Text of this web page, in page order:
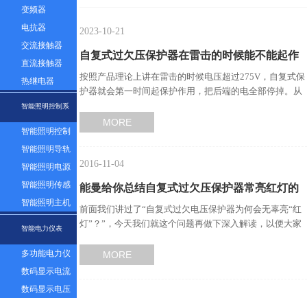
变频器
电抗器
交流接触器
直流接触器
热继电器
智能照明控制系
统
智能照明控制
面板
智能照明导轨
模块
智能照明电源
模块
智能照明传感
器
智能照明主机
智能电力仪表
多功能电力仪
表
数码显示电流
表
数码显示电压
2023-10-21
自复式过欠压保护器在雷击的时候能不能起作
用？…
按照产品理论上讲在雷击的时候电压超过275V，自复式保
护器就会第一时间起保护作用，把后端的电全部停掉。从
MORE
2016-11-04
能曼给你总结自复式过欠压保护器常亮红灯的
原因及解决办法…
前面我们讲过了“自复式过欠电压保护器为何会无辜亮“红
灯”？”，今天我们就这个问题再做下深入解读，以便大家
MORE